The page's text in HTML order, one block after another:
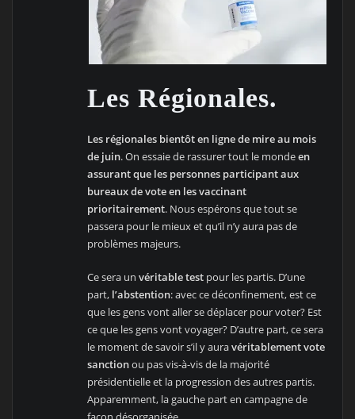
Les Régionales.
Les régionales bientôt en ligne de mire au mois
de juin. On essaie de rassurer tout le mondeen
assurant que les personnes participant aux
bureaux de vote en les vaccinant
prioritairement. Nous espérons que tout se
passera pour le mieux et qu’il n’y aura pas de
problèmes majeurs.
Ce sera unvéritable test pour les partis. D’une
part, l’abstention: avec ce déconfinement, est ce
que les gens vont aller se déplacer pour voter? Est
ce que les gens vont voyager? D’autre part, ce sera
le moment de savoir s’il y auravéritablement vote
sanctionou pas vis-à-vis de la majorité
présidentielle et la progression des autres partis.
Apparemment, la gauche part en campagne de